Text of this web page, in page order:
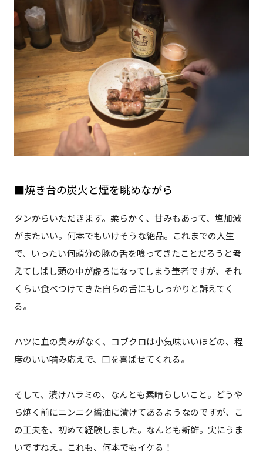
■焼き台の炭火と煙を眺めながら
タンからいただきます。柔らかく、甘みもあって、塩加減
がまたいい。何本でもいけそうな絶品。これまでの人生
で、いったい何頭分の豚の舌を喰ってきたことだろうと考
えてしばし頭の中が虚ろになってしまう筆者ですが、それ
くらい食べつけてきた自らの舌にもしっかりと訴えてく
る。
ハツに血の臭みがなく、コブクロは小気味いいほどの、程
度のいい噛み応えで、口を喜ばせてくれる。
そして、漬けハラミの、なんとも素晴らしいこと。どうや
ら焼く前にニンニク醤油に漬けてあるようなのですが、こ
の工夫を、初めて経験しました。なんとも新鮮。実にうま
いですねえ。これも、何本でもイケる！